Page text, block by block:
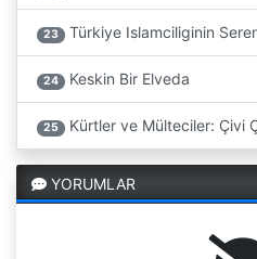
23 Türkiye Islamciliginin
24 Keskin Bir Elveda
25 Kürtler ve Mülteciler: Çivi
YORUMLAR